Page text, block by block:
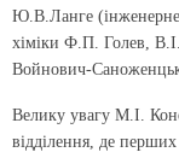
Ю.В.Ланге (інженерне
хіміки Ф.П. Голев,
Войнович-
Велику увагу М.І.
відділення, де